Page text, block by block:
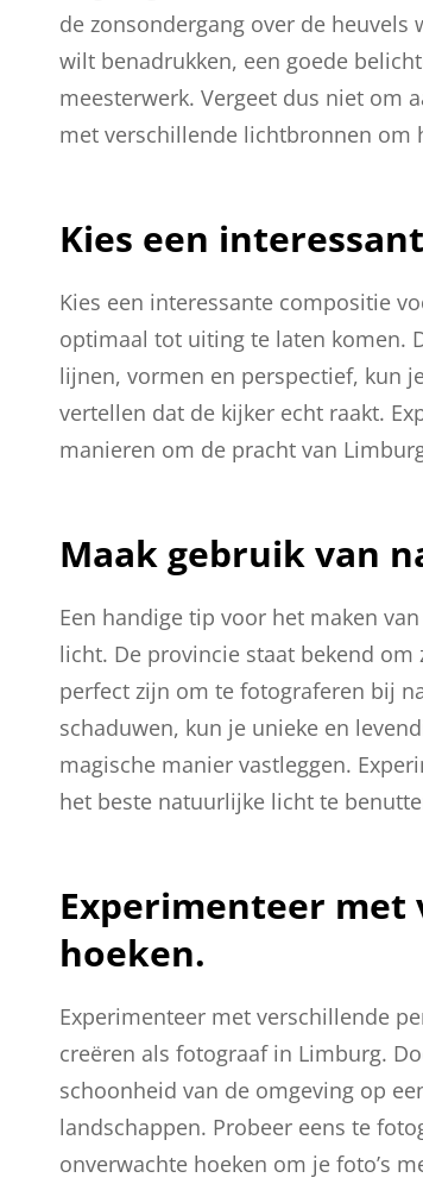
de zonsondergang over de
wilt benadrukken, een goede
meesterwerk. Vergeet dus niet om
met verschillende lichtbronnen om
Kies een
Kies een interessante compositie
optimaal tot uiting te laten komen.
lijnen, vormen en perspectief, kun
vertellen dat de kijker echt raakt.
manieren om de pracht van
Maak gebruik van
Een handige tip voor het maken
licht. De provincie staat bekend
perfect zijn om te fotograferen bij
schaduwen, kun je unieke en
magische manier vastleggen.
het beste natuurlijke licht te
Experimenteer met
hoeken.
Experimenteer met verschillende
creëren als fotograaf in Limburg.
schoonheid van de omgeving op
landschappen. Probeer eens te
onverwachte hoeken om je foto’s